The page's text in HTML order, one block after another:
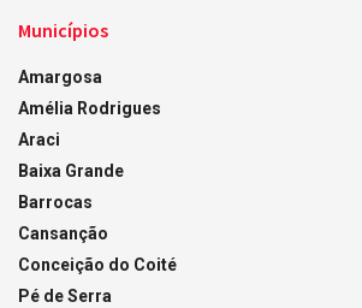
Municípios
Amargosa
Amélia Rodrigues
Araci
Baixa Grande
Barrocas
Cansanção
Conceição do Coité
Pé de Serra